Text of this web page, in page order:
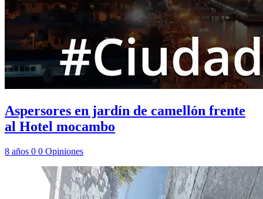
Aspersores en jardín de camellón frente
al Hotel mocambo
8 años 0 0 Opiniones